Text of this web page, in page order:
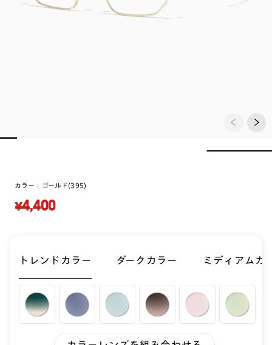
カラー： ゴールド(395)
¥4,400
トレンドカラー ダークカラー ミディアムカ